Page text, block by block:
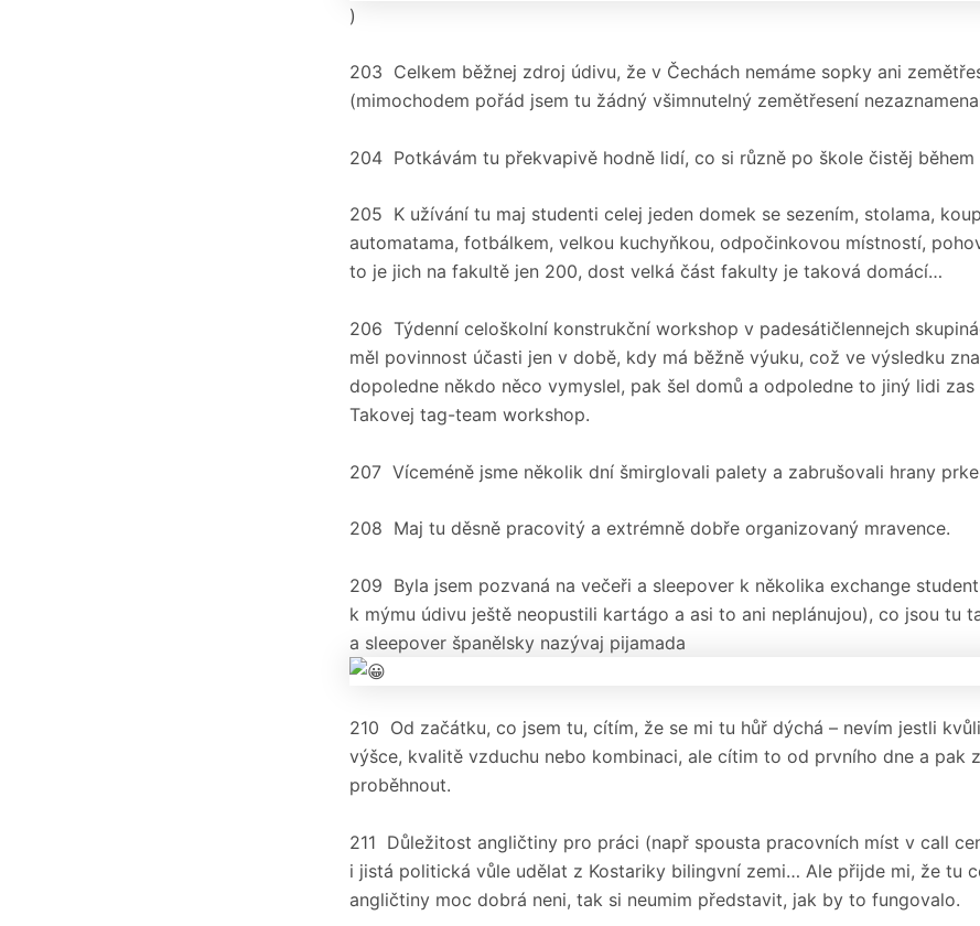
)
203 Celkem běžnej zdroj údivu, že v Čechách nemáme sopky ani
(mimochodem pořád jsem tu žádný všimnutelný zemětřesení
204 Potkávám tu překvapivě hodně lidí, co si různě po škole čistěj během
205 K užívání tu maj studenti celej jeden domek se sezením, stolama,
automatama, fotbálkem, velkou kuchyňkou, odpočinkovou místností,
to je jich na fakultě jen 200, dost velká část fakulty je taková domácí…
206 Týdenní celoškolní konstrukční workshop v padesátičlennejch
měl povinnost účasti jen v době, kdy má běžně výuku, což ve výsledku
dopoledne někdo něco vymyslel, pak šel domů a odpoledne to jiný lidi zas
Takovej tag-team workshop.
207 Víceméně jsme několik dní šmirglovali palety a zabrušovali hrany
208 Maj tu děsně pracovitý a extrémně dobře organizovaný mravence.
209 Byla jsem pozvaná na večeři a sleepover k několika exchange
k mýmu údivu ještě neopustili kartágo a asi to ani neplánujou), co jsou tu
a sleepover španělsky nazývaj pijamada
210 Od začátku, co jsem tu, cítím, že se mi tu hůř dýchá – nevím jestli
výšce, kvalitě vzduchu nebo kombinaci, ale cítim to od prvního dne a pak
proběhnout.
211 Důležitost angličtiny pro práci (např spousta pracovních míst v call
i jistá politická vůle udělat z Kostariky bilingvní zemi… Ale přijde mi, že tu
angličtiny moc dobrá neni, tak si neumim představit, jak by to fungovalo.